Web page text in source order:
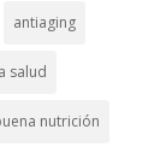
antiaging
salud
nutrición